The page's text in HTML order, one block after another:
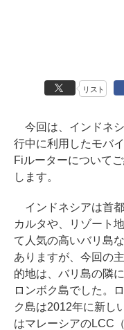
リスト
今回は、インドネ
行中に利用したモバ
Fiルーターについて
します。
インドネシアは首
カルタや、リゾート
て人気の高いバリ島
ありますが、今回の
的地は、バリ島の隣
ロンボク島でした。
ク島は2012年に新し
はマレーシアのLCC